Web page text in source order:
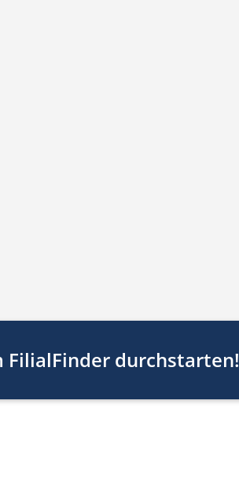
FilialFinder durchstarten!